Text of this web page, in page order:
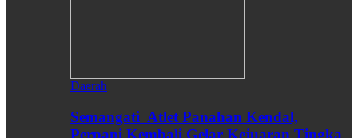
Daerah
Semangati Atlet Panahan Kendal,
Perpani Kembali Gelar Kejuaran Tingka